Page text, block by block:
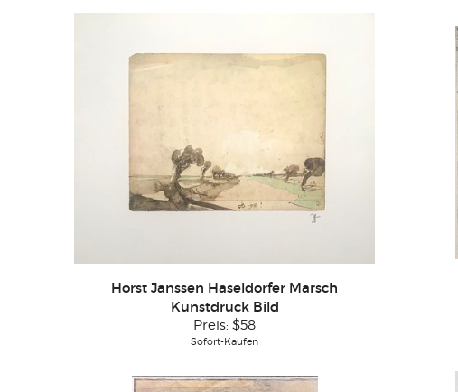
Horst Janssen Haseldorfer Marsch
Kunstdruck Bild
Preis:$58
Sofort-Kaufen